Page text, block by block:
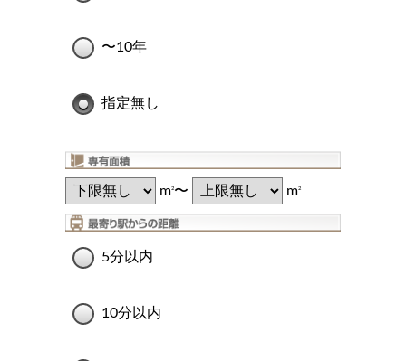
〜10年
指定無し
m2〜 m2
5分以内
10分以内